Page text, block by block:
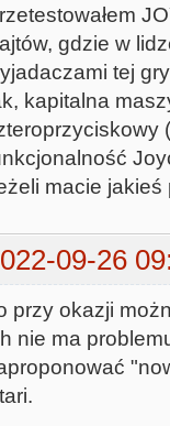
gdzie w
tej
kapitalna
macie jakieś
09-26
przy okazji
nie ma